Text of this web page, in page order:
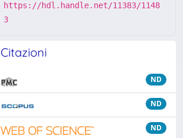
https://hdl.handle.net/11383/1148
3
Citazioni
ND
ND
ND